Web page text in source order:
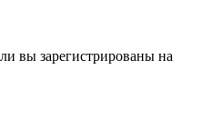
вы зарегистрированы на